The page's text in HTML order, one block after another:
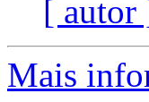
[ autor
Mais